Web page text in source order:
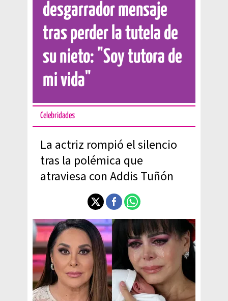
desgarrador mensaje
tras perder la tutela de
su nieto: "Soy tutora de
mi vida"
Celebridades
La actriz rompió el silencio
tras la polémica que
atraviesa con Addis Tuñón